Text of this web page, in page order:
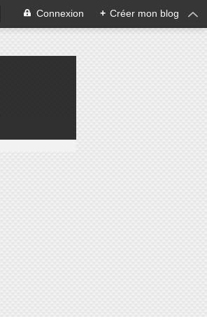
Connexion + Créer mon blog